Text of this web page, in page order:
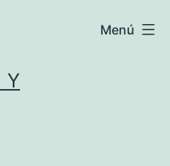
Y
Menú